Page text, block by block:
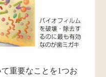
重要なことを1つお